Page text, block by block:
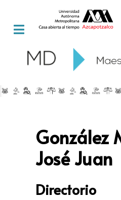
González
José Juan
Directorio